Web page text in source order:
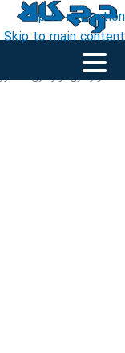
Skip to navigation
Skip to main content
خانه‹کولر گازی/کولر گازی 36 هزار